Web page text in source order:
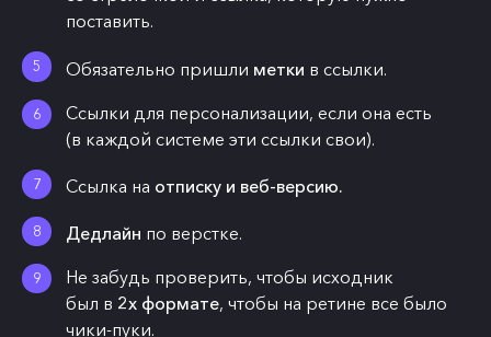
поставить.
Обязательно пришли метки в ссылки.
Ссылки для персонализации, если она есть
(в каждой системе эти ссылки свои).
Ссылка на отписку и веб-версию.
Дедлайн по верстке.
Не забудь проверить, чтобы исходник
был в 2х формате, чтобы на ретине все было
чики-пуки.